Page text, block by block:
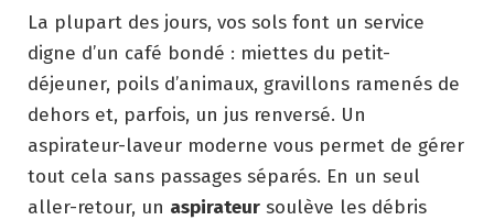
La plupart des jours, vos sols font un service
digne d’un café bondé : miettes du petit-
déjeuner, poils d’animaux, gravillons ramenés de
dehors et, parfois, un jus renversé. Un
aspirateur-laveur moderne vous permet de gérer
tout cela sans passages séparés. En un seul
aller-retour, un aspirateur soulève les débris